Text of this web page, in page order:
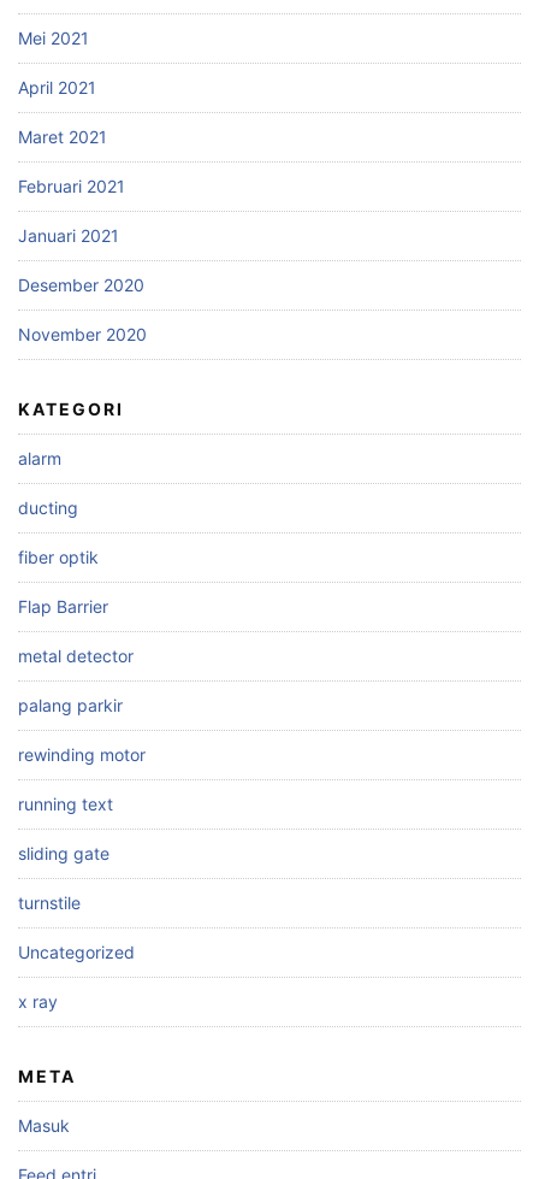
Mei 2021
April 2021
Maret 2021
Februari 2021
Januari 2021
Desember 2020
November 2020
KATEGORI
alarm
ducting
fiber optik
Flap Barrier
metal detector
palang parkir
rewinding motor
running text
sliding gate
turnstile
Uncategorized
x ray
META
Masuk
Feed entri